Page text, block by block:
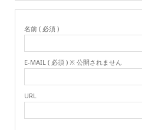
名前 ( 必須 )
E-MAIL ( 必須 ) ※ 公開されません
URL